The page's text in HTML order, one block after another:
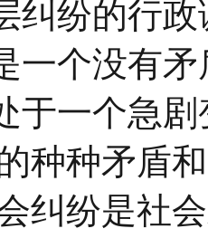
纠纷的行
一个没有
于一个急
种种矛盾
纠纷是社